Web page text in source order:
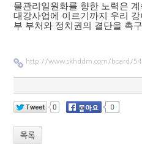
물관리일원화를 향한 노력은
대강사업에 이르기까지 우리
부 부처와 정치권의 결단을 촉
http://www.skhddm.com/board/
목록